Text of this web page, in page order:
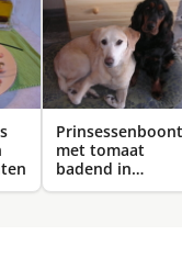
met tomaat
badend in…